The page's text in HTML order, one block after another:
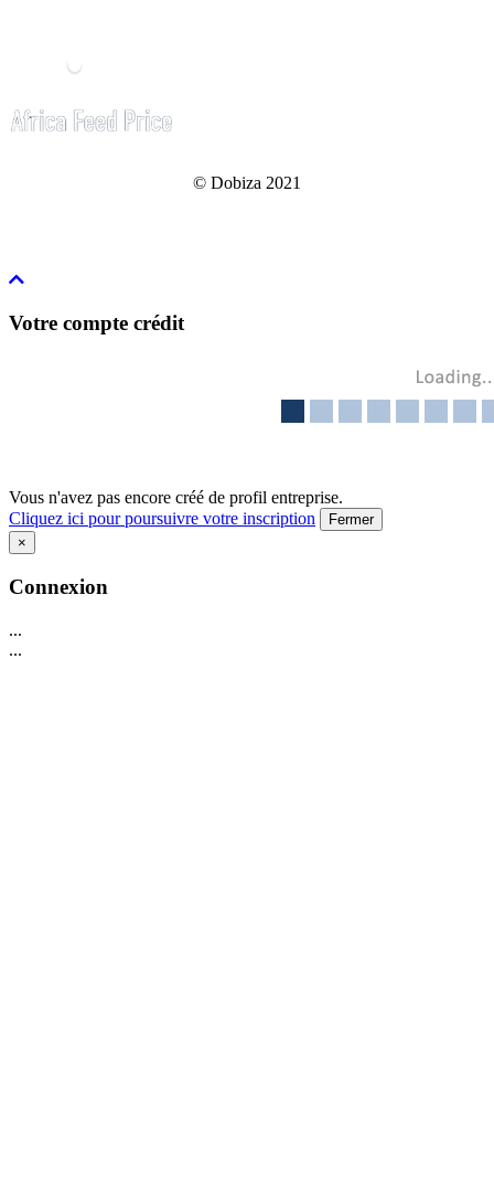
© Dobiza 2021
Votre compte crédit
Vous n'avez pas encore créé de profil entreprise.
Cliquez ici pour poursuivre votre inscription
Fermer
×
Connexion
...
...